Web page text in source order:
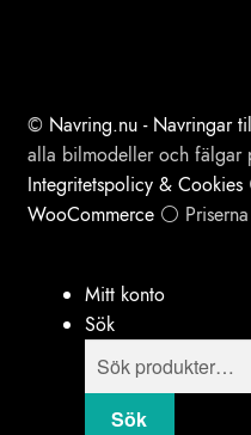
© Navring.nu - Navringar
alla bilmodeller och fälgar
Integritetspolicy & Cookies
WooCommerce⚪ Priserna
Mitt konto
Sök
Products
search
Sök